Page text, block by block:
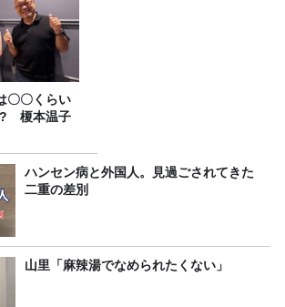
〇〇くらい
榎本温子
ハンセン病と外国人。見過ごされてきた
二重の差別
山里「麻辣湯でなめられたくない」